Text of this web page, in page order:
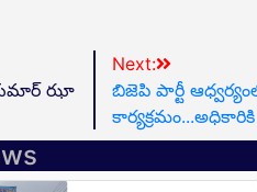
కుమార్ ఝా
Next:
బిజెపి పార్టీ